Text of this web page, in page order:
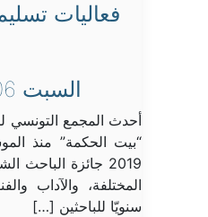
فعاليات
السبت 06 نوفمبر 2021
أحدث المجمع التونسي
2019 جائزة
المختلفة، والآداب
سنويّا للباحثين […]